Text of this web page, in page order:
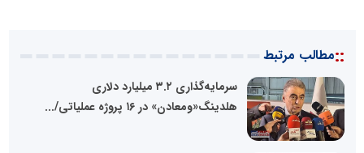
::مطالب مرتبط
سرمایه‌گذاری ۳.۲ میلیارد دلاری
هلدینگ«ومعادن» در ۱۶ پروژه عملیاتی/...